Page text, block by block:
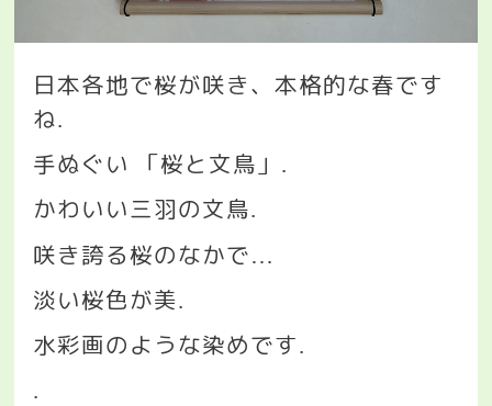
日本各地で桜が咲き、本格的な春です
ね.
手ぬぐい 「桜と文鳥」 .
かわいい三羽の文鳥.
咲き誇る桜のなかで…
淡い桜色が美.
水彩画のような染めです.
.